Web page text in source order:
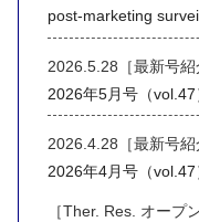
post-marketing
2026.5.28［最新号紹
2026年5月号（vol.47
2026.4.28［最新号紹
2026年4月号（vol.47
［Ther. Res. オープ